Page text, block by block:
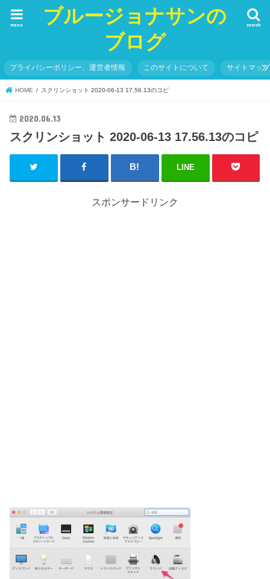
ブルージョナサンの
ブログ
search
menu
プライバシーポリシー、運営者情報 このサイトについて サイトマップ
HOME スクリンショット 2020-06-13 17.56.13のコピ
2020.06.13
スクリンショット 2020-06-13 17.56.13のコピ
LINE
スポンサードリンク